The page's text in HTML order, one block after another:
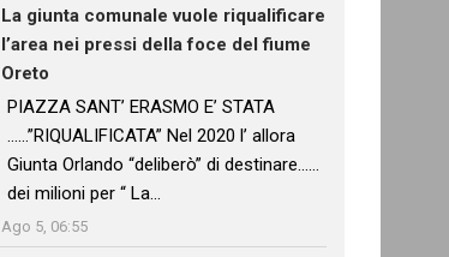
La giunta comunale vuole riqualificare
l’area nei pressi della foce del fiume
Oreto
: “
PIAZZA SANT’ ERASMO E’ STATA
……”RIQUALIFICATA” Nel 2020 l’ allora
Giunta Orlando “deliberò” di destinare……
dei milioni per “ La…
Ago 5, 06:55